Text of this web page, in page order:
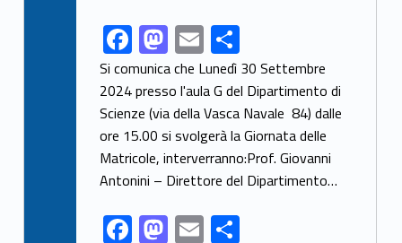
Link identifier share facebook archive #share-link-archive-33290F
ac
e
b
o
o
k
M
as
to
d
o
n
E
m
ai
l
S
h
ar
e
Si comunica che Lunedì 30 Settembre
2024 presso l'aula G del Dipartimento di
Scienze (via della Vasca Navale 84) dalle
ore 15.00 si svolgerà la Giornata delle
Matricole, interverranno:Prof. Giovanni
Antonini – Direttore del Dipartimento…
F M E S